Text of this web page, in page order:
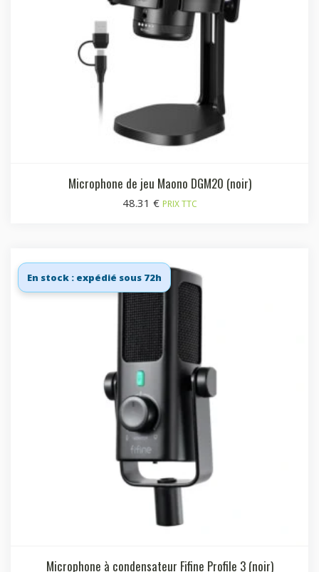
Microphone de jeu Maono DGM20 (noir)
48.31 € PRIX TTC
En stock : expédié sous 72h
Microphone à condensateur Fifine Profile 3 (noir)